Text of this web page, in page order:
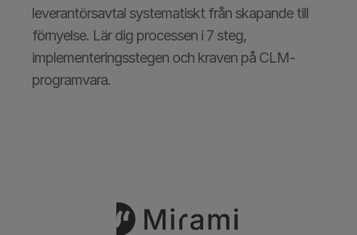
leverantörsavtal systematiskt från skapande till
förnyelse. Lär dig processen i 7 steg,
implementeringsstegen och kraven på CLM-
programvara.